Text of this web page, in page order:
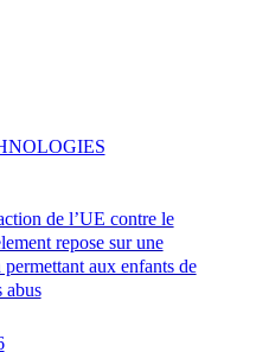
de l’UE contre le
repose sur une
aux enfants de
abus